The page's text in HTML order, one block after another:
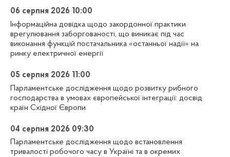
06 серпня 2026 10:00
Інформаційна довідка щодо закордонної практики
врегулювання заборгованості, що виникає під час
виконання функцій постачальника «останньої надії» на
ринку електричної енергії
05 серпня 2026 11:00
Парламентське дослідження щодо розвитку рибного
господарства в умовах європейської інтеграції: досвід
країн Східної Європи
04 серпня 2026 09:30
Парламентське дослідження щодо встановлення
тривалості робочого часу в Україні та в окремих